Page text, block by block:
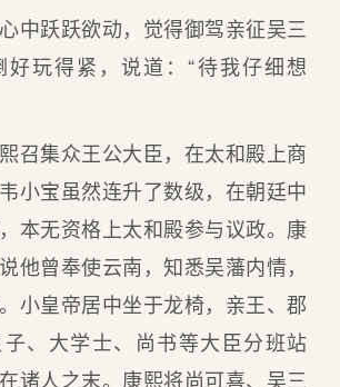
中跃跃欲动，觉得御驾亲征吴三
玩得紧，说道：“待我仔细想
召集众王公大臣，在太和殿上商
小宝虽然连升了数级，在朝廷中
本无资格上太和殿参与议政。康
他曾奉使云南，知悉吴藩内情，
小皇帝居中坐于龙椅，亲王、郡
、大学士、尚书等大臣分班站
诸人之末。康熙将尚可喜、吴三